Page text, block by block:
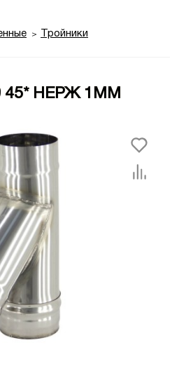
Тройники
45* НЕРЖ 1ММ